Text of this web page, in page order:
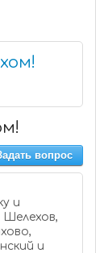
вопрос
и
Шелехов,
и